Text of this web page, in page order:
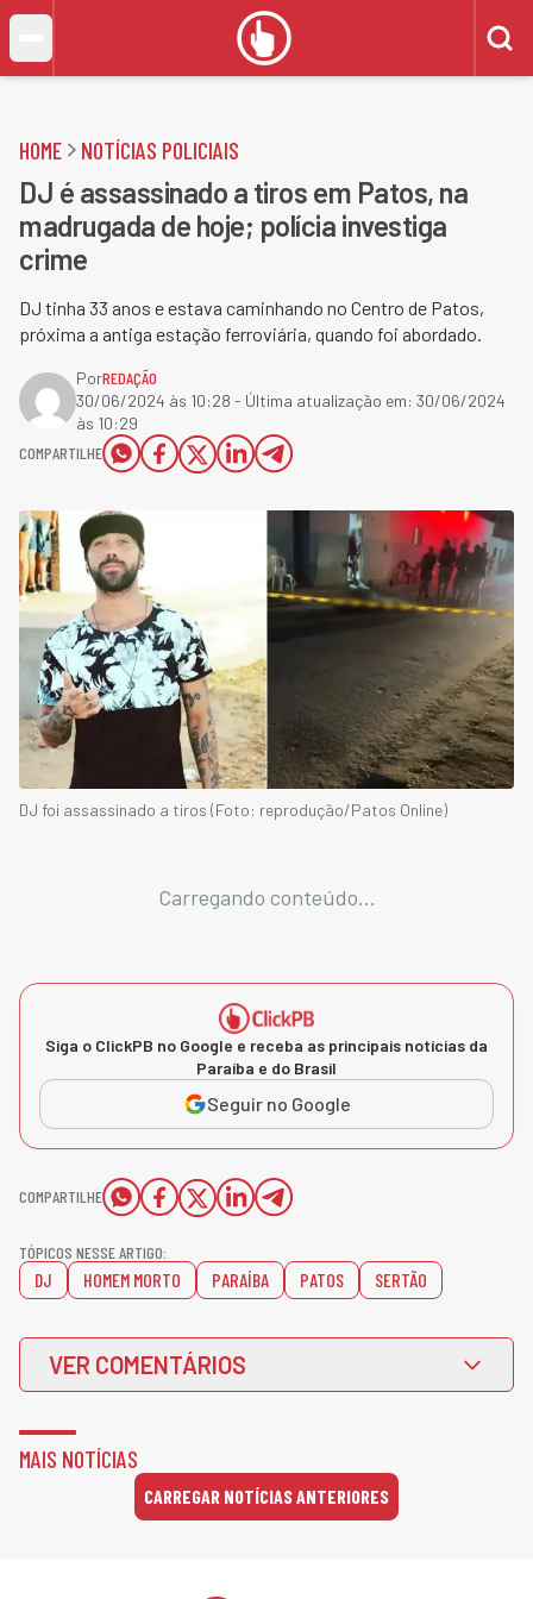
HOME NOTÍCIAS POLICIAIS
DJ é assassinado a tiros em Patos, na
madrugada de hoje; polícia investiga
crime
DJ tinha 33 anos e estava caminhando no Centro de Patos,
próxima a antiga estação ferroviária, quando foi abordado.
PorREDAÇÃO
30/06/2024 às 10:28 - Última atualização em: 30/06/2024
às 10:29
COMPARTILHE
DJ foi assassinado a tiros (Foto: reprodução/Patos Online)
Carregando conteúdo...
Siga o ClickPB no Google e receba as principais notícias da
Paraíba e do Brasil
Seguir no Google
COMPARTILHE
TÓPICOS NESSE ARTIGO:
DJ HOMEM MORTO PARAÍBA PATOS SERTÃO
VER COMENTÁRIOS
MAIS NOTÍCIAS
CARREGAR NOTÍCIAS ANTERIORES